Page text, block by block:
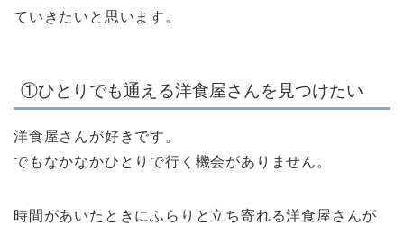
ていきたいと思います。
①ひとりでも通える洋食屋さんを見つけたい
洋食屋さんが好きです。
でもなかなかひとりで行く機会がありません。
時間があいたときにふらりと立ち寄れる洋食屋さんが